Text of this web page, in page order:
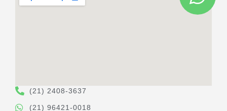
(21) 2408-3637
(21) 96421-0018